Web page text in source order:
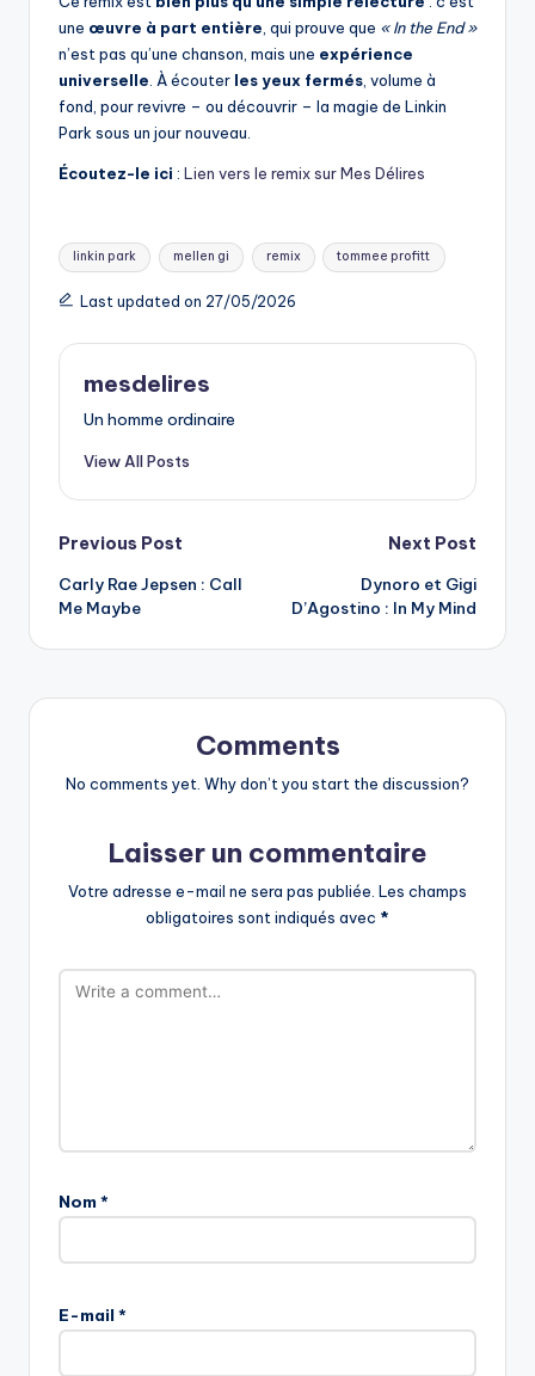
une œuvre à part entière, qui prouve que « In the End »
n’est pas qu’une chanson, mais une expérience
universelle. À écouter les yeux fermés, volume à
fond, pour revivre – ou découvrir – la magie de Linkin
Park sous un jour nouveau.
Écoutez-le ici : Lien vers le remix sur Mes Délires
Tags:
linkin park mellen gi remix tommee profitt
Last updated on 27/05/2026
mesdelires
Un homme ordinaire
View All Posts
Post
navigation
Previous Post
Carly Rae Jepsen : Call
Me Maybe
Next Post
Dynoro et Gigi
D’Agostino : In My Mind
Comments
No comments yet. Why don’t you start the discussion?
Laisser un commentaire
Votre adresse e-mail ne sera pas publiée. Les champs
obligatoires sont indiqués avec *
Nom *
E-mail *